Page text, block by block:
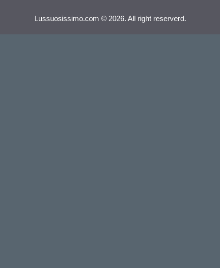
Lussuosissimo.com © 2026. All right reserverd.